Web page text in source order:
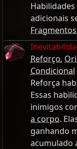
adicionais
Reforço,
Condicional
Reforça
Essas
inimigos
a corpo.
ganhando
acumulado